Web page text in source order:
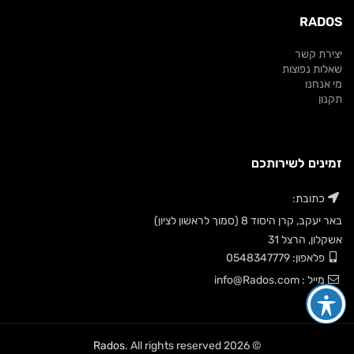
RADOS
יצירת קשר
שאלות נפוצות
מי אנחנו
תקנון
זמינים לשירותכם
כתובת:
באר יעקב, קרן היסוד 8 (סמוך לראשון לציון)
אשקלון, הרצל 31
פלאפון: 0548347779
מייל : info@Rados.com
© 2026
Rados. All rights reserved